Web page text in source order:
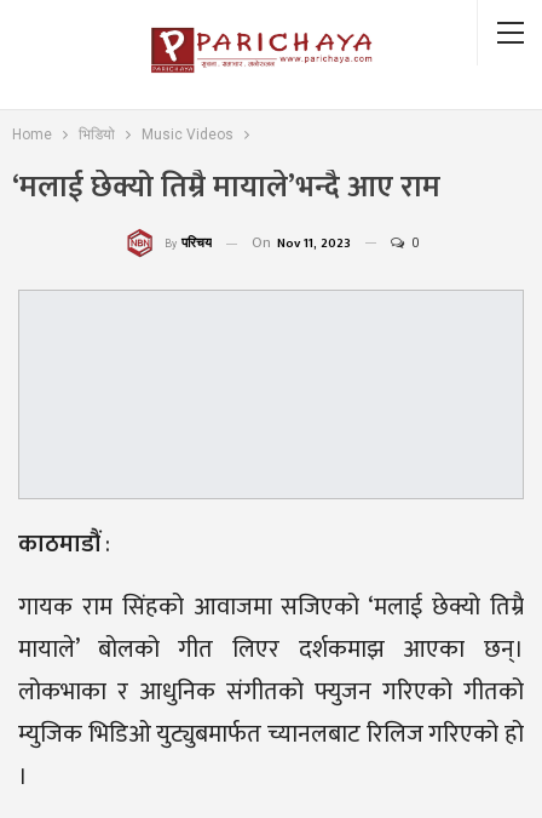
Home भिडियो Music Videos
‘मलाई छेक्यो तिम्रै मायाले’भन्दै आए राम
By परिचय On Nov 11, 2023 0
काठमाडौं:
गायक राम सिंहको आवाजमा सजिएको ‘मलाई छेक्यो तिम्रै
मायाले’ बोलको गीत लिएर दर्शकमाझ आएका छन्।
लोकभाका र आधुनिक संगीतको फ्युजन गरिएको गीतको
म्युजिक भिडिओ युट्युबमार्फत च्यानलबाट रिलिज गरिएको हो
।